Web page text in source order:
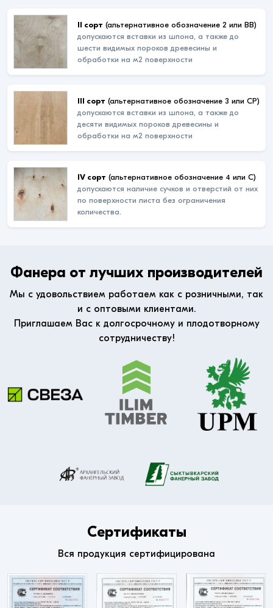
II сорт (альтернативное обозначение 2 или ВВ)
допускаются вставки из шпона, а также до
шести видимых пороков древесины и
обработки на м2 поверхности
III сорт (альтернативное обозначение 3 или СР)
допускаются вставки из шпона, а также до
десяти видимых пороков древесины и
обработки на м2 поверхности
IV сорт (альтернативное обозначение 4 или С)
допускаются наличие сучков и отверстий от них
по поверхности листа без ограничения
количества.
Фанера от лучших производителей
Мы с удовольствием работаем как с розничными, так
и с оптовыми клиентами.
Приглашаем Вас к долгосрочному и плодотворному
сотрудничеству!
Сертификаты
Вся продукция сертифицирована